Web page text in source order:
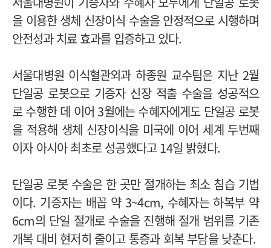
을 이용한 생체 신장이식 수술을 안정적으로 시행하며
안전성과 치료 효과를 입증하고 있다.
서울대병원 이식혈관외과 하종원 교수팀은 지난 2월
단일공 로봇으로 기증자 신장 적출 수술을 성공적으
로 수행한 데 이어 3월에는 수혜자에게도 단일공 로봇
을 적용해 생체 신장이식을 미국에 이어 세계 두번째
이자 아시아 최초로 성공했다고 14일 밝혔다.
단일공 로봇 수술은 한 곳만 절개하는 최소 침습 기법
이다. 기증자는 배꼽 약 3~4cm, 수혜자는 하복부 약
6cm의 단일 절개로 수술을 진행해 절개 범위를 기존
개복 대비 현저히 줄이고 통증과 회복 부담을 낮춘다.